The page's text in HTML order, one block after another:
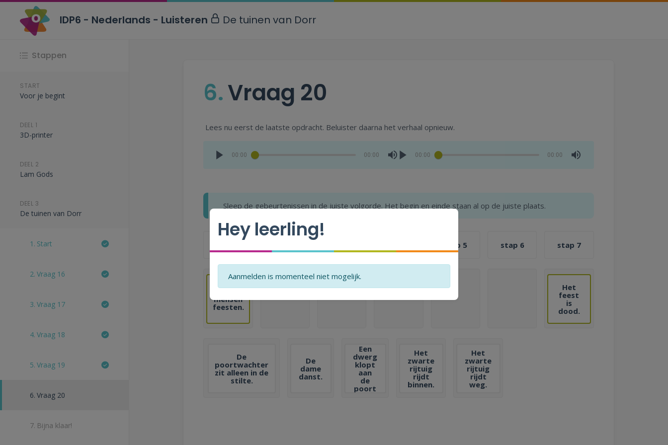
Stappen
START
Voor je begint
DEEL 1
3D-printer
DEEL 2
Lam Gods
DEEL 3
De tuinen van Dorr
1. Start
2. Vraag 16
3. Vraag 17
4. Vraag 18
5. Vraag 19
6. Vraag 20
7. Bijna klaar!
6.Vraag 20
Lees nu eerst de laatste opdracht. Beluister daarna het verhaal opnieuw.
00:00 00:00 00:00 00:00
Sleep de gebeurtenissen in de juiste volgorde. Het begin en einde staan al op de juiste plaats.
De
mensen
feesten.
stap 5 stap 6 stap 7
Het
feest
is
dood.
De
poortwachter
zit alleen in de
stilte.
De
dame
danst.
Een
dwerg
klopt
aan
de
poort
Het
zwarte
rijtuig
rijdt
binnen.
Het
zwarte
rijtuig
rijdt
weg.
IDP6 - Nederlands - Luisteren De tuinen van Dorr
Hey leerling!
Aanmelden is momenteel niet mogelijk.